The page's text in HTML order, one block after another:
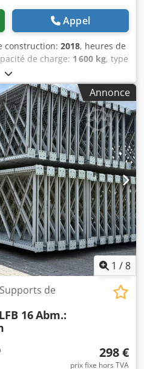
Appel
construction: 2018, heures de
de charge: 1 600 kg, type
à vide:
de marque Still
heures au compteur.
pour palettes Euro. Batterie
automatique et chargeur
Annonce
1 /8
de
16Abm.:
298 €
prix fixe hors TVA